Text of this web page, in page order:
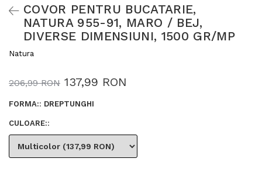
COVOR PENTRU BUCATARIE,
NATURA 955-91, MARO / BEJ,
DIVERSE DIMENSIUNI, 1500 GR/MP
Natura
206,99 RON 137,99 RON
FORMA:: DREPTUNGHI
CULOARE::